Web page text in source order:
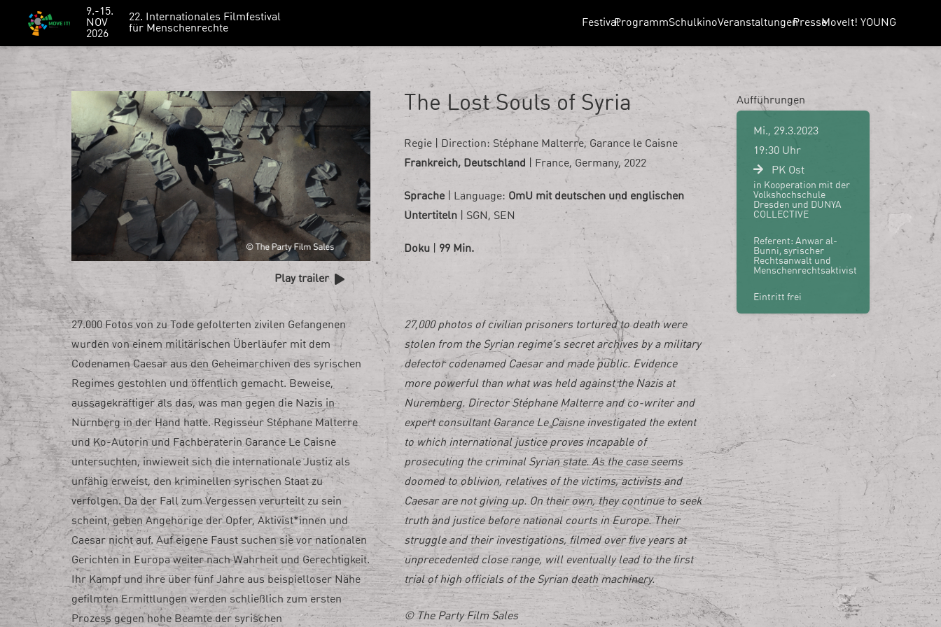
9.-15.
NOV
2026
22. Internationales Filmfestival
für Menschenrechte
FestivalProgrammSchulkinoVeranstaltungenPresseMoveIt! YOUNG
Play trailer
The Lost Souls of Syria
Regie | Direction: Stéphane Malterre, Garance le Caisne
Frankreich, Deutschland | France, Germany, 2022
Sprache | Language: OmU mit deutschen und englischen
Untertiteln | SGN, SEN
Doku 99 Min.
27.000 Fotos von zu Tode gefolterten zivilen Gefangenen
wurden von einem militärischen Überläufer mit dem
Codenamen Caesar aus den Geheimarchiven des syrischen
Regimes gestohlen und öffentlich gemacht. Beweise,
aussagekräftiger als das, was man gegen die Nazis in
Nürnberg in der Hand hatte. Regisseur Stéphane Malterre
und Ko-Autorin und Fachberaterin Garance Le Caisne
untersuchten, inwieweit sich die internationale Justiz als
unfähig erweist, den kriminellen syrischen Staat zu
verfolgen. Da der Fall zum Vergessen verurteilt zu sein
scheint, geben Angehörige der Opfer, Aktivist*innen und
Caesar nicht auf. Auf eigene Faust suchen sie vor nationalen
Gerichten in Europa weiter nach Wahrheit und Gerechtigkeit.
Ihr Kampf und ihre über fünf Jahre aus beispielloser Nähe
gefilmten Ermittlungen werden schließlich zum ersten
Prozess gegen hohe Beamte der syrischen
27,000 photos of civilian prisoners tortured to death were
stolen from the Syrian regime’s secret archives by a military
defector codenamed Caesar and made public. Evidence
more powerful than what was held against the Nazis at
Nuremberg. Director Stéphane Malterre and co-writer and
expert consultant Garance Le Caisne investigated the extent
to which international justice proves incapable of
prosecuting the criminal Syrian state. As the case seems
doomed to oblivion, relatives of the victims, activists and
Caesar are not giving up. On their own, they continue to seek
truth and justice before national courts in Europe. Their
struggle and their investigations, filmed over five years at
unprecedented close range, will eventually lead to the first
trial of high officials of the Syrian death machinery.
© The Party Film Sales
Aufführungen
Mi., 29.3.2023
19:30 Uhr
PK Ost
in Kooperation mit der
Volkshochschule
Dresden und DUNYA
COLLECTIVE
Referent: Anwar al-
Bunni, syrischer
Rechtsanwalt und
Menschenrechtsaktivist
Eintritt frei